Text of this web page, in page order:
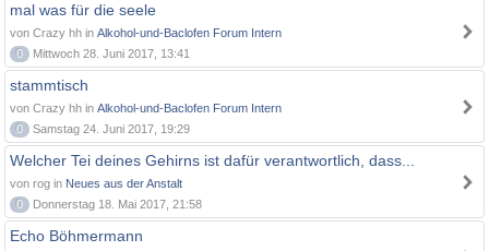
mal was für die seele
von Crazy hh in Alkohol-und-Baclofen Forum Intern
0
Mittwoch 28. Juni 2017, 13:41
stammtisch
von Crazy hh in Alkohol-und-Baclofen Forum Intern
0
Samstag 24. Juni 2017, 19:29
Welcher Tei deines Gehirns ist dafür verantwortlich, dass...
von rog in Neues aus der Anstalt
0
Donnerstag 18. Mai 2017, 21:58
Echo Böhmermann